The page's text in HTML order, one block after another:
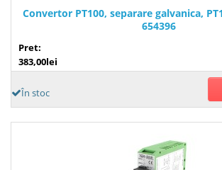
Convertor PT100, separare galvanica,
654396
Pret:
383,00lei
În stoc